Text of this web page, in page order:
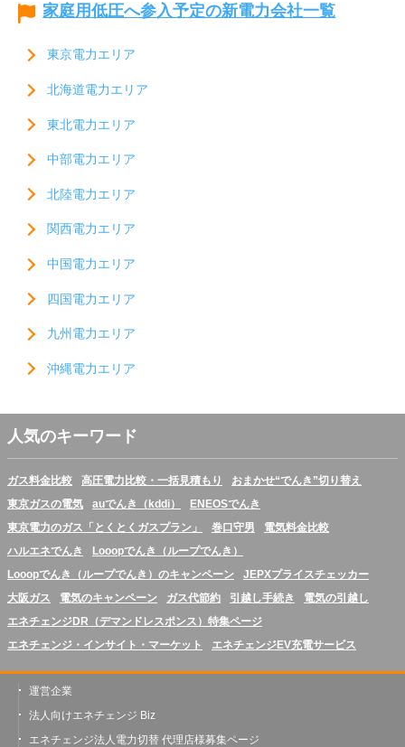
家庭用低圧へ参入予定の新電力会社一覧
東京電力エリア
北海道電力エリア
東北電力エリア
中部電力エリア
北陸電力エリア
関西電力エリア
中国電力エリア
四国電力エリア
九州電力エリア
沖縄電力エリア
人気のキーワード
ガス料金比較 高圧電力比較・一括見積もり
おまかせ“でんき”切り替え
東京ガスの電気
auでんき（kddi）
ENEOSでんき
東京電力のガス「とくとくガスプラン」
巻口守男
電気料金比較
ハルエネでんき
Looopでんき（ループでんき）
Looopでんき（ループでんき）のキャンペーン
JEPXプライスチェッカー
大阪ガス
電気のキャンペーン ガス代節約 引越し手続き
電気の引越し
エネチェンジDR（デマンドレスポンス）特集ページ
エネチェンジ・インサイト・マーケット
エネチェンジEV充電サービス
運営企業
法人向けエネチェンジ Biz
エネチェンジ法人電力切替 代理店様募集ページ